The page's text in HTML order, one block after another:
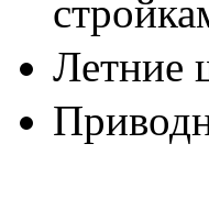
Летние